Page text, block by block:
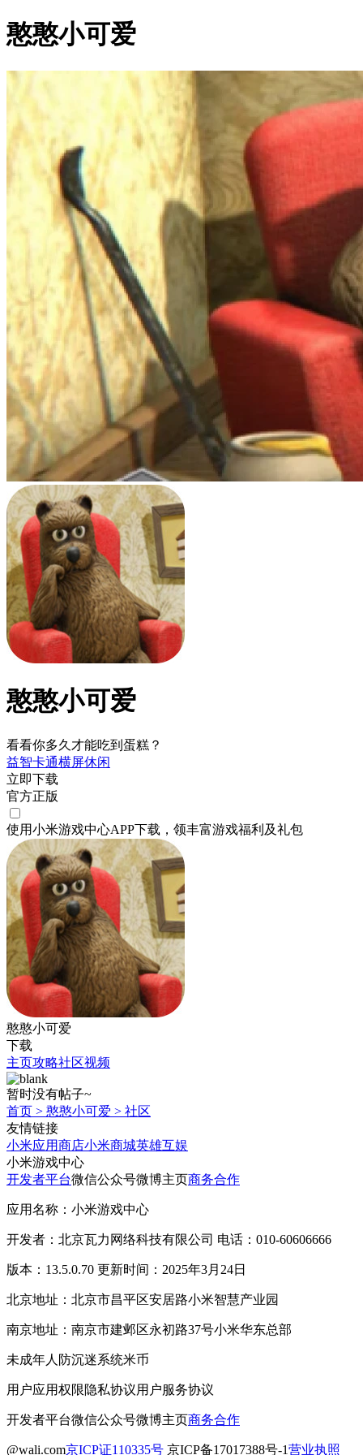
憨憨小可爱
憨憨小可爱
看看你多久才能吃到蛋糕？
益智卡通横屏休闲
立即下载
官方正版
使用小米游戏中心APP下载 ，领丰富游戏福利 及礼包
憨憨小可爱
下载
主页攻略社区视频
暂时没有帖子~
首页 > 憨憨小可爱 > 社区
友情链接
小米应用商店小米商城英雄互娱
小米游戏中心
开发者平台微信公众号微博主页商务合作
应用名称：小米游戏中心
开发者：北京瓦力网络科技有限公司 电话：010-60606666
版本：13.5.0.70 更新时间：2025年3月24日
北京地址：北京市昌平区安居路小米智慧产业园
南京地址：南京市建邺区永初路37号小米华东总部
未成年人防沉迷系统米币
用户应用权限隐私协议用户服务协议
开发者平台微信公众号微博主页商务合作
@wali.com京ICP证110335号 京ICP备17017388号-1营业执照